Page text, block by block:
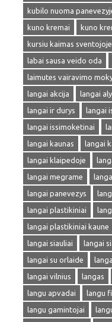
kubilo nuoma
kuno kremai
kuno
kursiu kaimas sventojoje
labai sausa veido oda
laimutes vairavimo
langai akcija
langai
langai ir durys
langai
langai issimoketinai
langai kaunas
langai
langai klaipedoje
langai megrame
langai panevezys
langai plastikiniai
langai plastikiniai kaune
langai siauliai
langai
langai su orlaide
langai vilnius
langas
langu apvadai
langu
langu gamintojai